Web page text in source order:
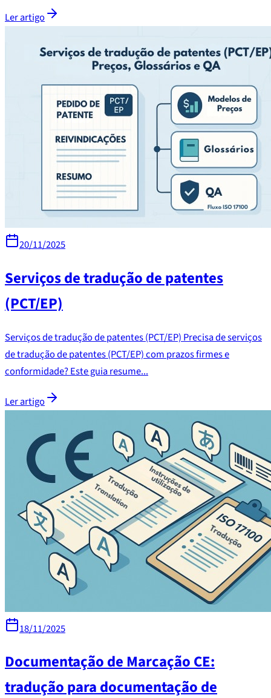
Ler artigo
20/11/2025
Serviços de tradução de patentes
(PCT/EP)
Serviços de tradução de patentes (PCT/EP) Precisa de serviços
de tradução de patentes (PCT/EP) com prazos firmes e
conformidade? Este guia resume...
Ler artigo
18/11/2025
Documentação de Marcação CE:
tradução para documentação de